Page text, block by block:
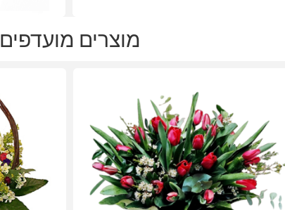
מוצרים מועדפים